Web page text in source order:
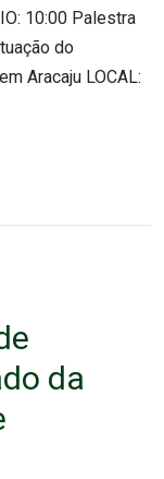
10:00 Palestra
do
Aracaju LOCAL:
da